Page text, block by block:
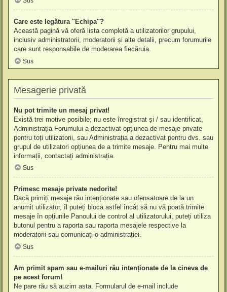
Care este legătura "Echipa"?
Această pagină vă oferă lista completă a utilizatorilor grupului,
inclusiv administratorii, moderatorii și alte detalii, precum forumurile
care sunt responsabile de moderarea fiecăruia.
Sus
Mesagerie privată
Nu pot trimite un mesaj privat!
Există trei motive posibile; nu este înregistrat și / sau identificat,
Administrația Forumului a dezactivat opțiunea de mesaje private
pentru toți utilizatorii, sau Administrația a dezactivat pentru dvs. sau
grupul de utilizatori opțiunea de a trimite mesaje. Pentru mai multe
informații, contactați administrația.
Sus
Primesc mesaje private nedorite!
Dacă primiți mesaje rău intenționate sau ofensatoare de la un
anumit utilizator, îl puteți bloca astfel încât să nu vă poată trimite
mesaje în opțiunile Panoului de control al utilizatorului, puteți utiliza
butonul pentru a raporta sau raporta mesajele respective la
moderatorii sau comunicați-o administrației.
Sus
Am primit spam sau e-mailuri rău intenționate de la cineva de
pe acest forum!
Ne pare rău să auzim asta. Formularul de e-mail include